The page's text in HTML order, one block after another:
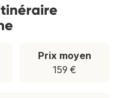
Prix moyen
159 €